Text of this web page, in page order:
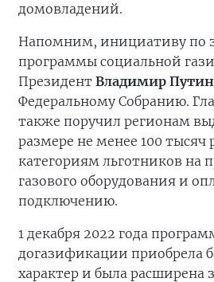
домовладений.
Напомним, инициативу по
программы социальной
Президент Владимир Путин
Федеральному Собранию.
также поручил регионам
размере не менее 100
категориям льготников на
газового оборудования и
подключению.
1 декабря 2022 года
догазификации приобрела
характер и была расширена